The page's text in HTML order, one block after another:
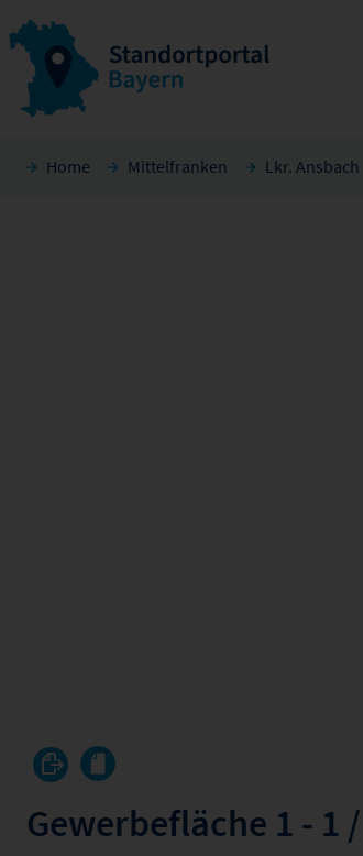
Home Mittelfranken Lkr. Ansbach
Gewerbefläche 1 - 1